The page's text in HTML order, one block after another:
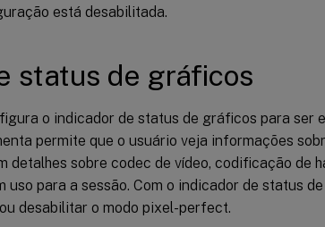
está desabilitada.
status de gráficos
o indicador de status de gráficos para ser
permite que o usuário veja informações
detalhes sobre codec de vídeo, codificação de
uso para a sessão. Com o indicador de status
desabilitar o modo pixel-perfect.